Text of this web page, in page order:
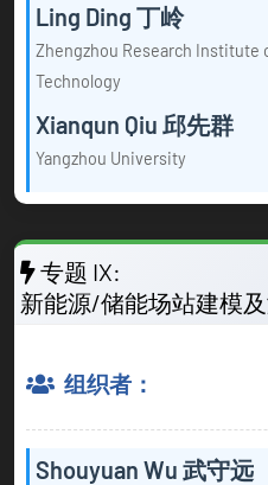
Ling Ding 丁岭
Zhengzhou Research
Technology
Xianqun Qiu 邱先群
Yangzhou University
专题 IX:
新能源/储能场站建模
组织者：
Shouyuan Wu 武守远